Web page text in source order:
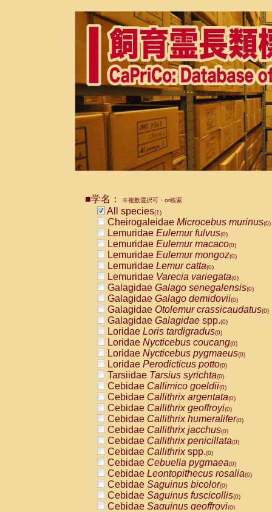
■学名： ※複数選択可・or検索
All species(1)
Cheirogaleidae Microcebus murinus(0)
Lemuridae Eulemur fulvus(0)
Lemuridae Eulemur macaco(0)
Lemuridae Eulemur mongoz(0)
Lemuridae Lemur catta(0)
Lemuridae Varecia variegata(0)
Galagidae Galago senegalensis(0)
Galagidae Galago demidovii(0)
Galagidae Otolemur crassicaudatus(0)
Galagidae Galagidae spp.(0)
Loridae Loris tardigradus(0)
Loridae Nycticebus coucang(0)
Loridae Nycticebus pygmaeus(0)
Loridae Perodicticus potto(0)
Tarsiidae Tarsius syrichta(0)
Cebidae Callimico goeldii(0)
Cebidae Callithrix argentata(0)
Cebidae Callithrix geoffroyi(0)
Cebidae Callithrix humeralifer(0)
Cebidae Callithrix jacchus(0)
Cebidae Callithrix penicillata(0)
Cebidae Callithrixspp.(0)
Cebidae Cebuella pygmaea(0)
Cebidae Leontopithecus rosalia(0)
Cebidae Saguinus bicolor(0)
Cebidae Saguinus fuscicollis(0)
Cebidae Saguinus geoffroyi(0)